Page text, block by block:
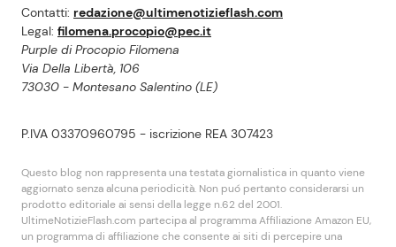
Contatti: redazione@ultimenotizieflash.com
Legal: filomena.procopio@pec.it
Purple di Procopio Filomena
Via Della Libertà, 106
73030 - Montesano Salentino (LE)
P.IVA 03370960795 - iscrizione REA 307423
Questo blog non rappresenta una testata giornalistica in quanto viene
aggiornato senza alcuna periodicità. Non puó pertanto considerarsi un
prodotto editoriale ai sensi della legge n.62 del 2001.
UltimeNotizieFlash.com partecipa al programma Affiliazione Amazon EU,
un programma di affiliazione che consente ai siti di percepire una